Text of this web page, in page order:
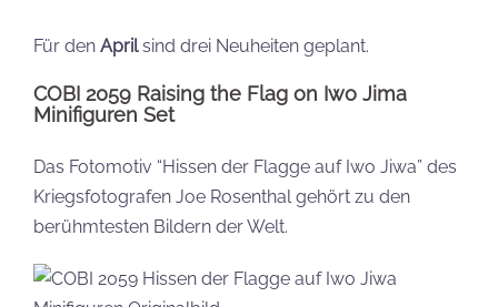
Für den Aprilsind drei Neuheiten geplant.
COBI 2059 Raising the Flag on Iwo Jima
Minifiguren Set
Das Fotomotiv “Hissen der Flagge auf Iwo Jiwa” des
Kriegsfotografen Joe Rosenthal gehört zu den
berühmtesten Bildern der Welt.